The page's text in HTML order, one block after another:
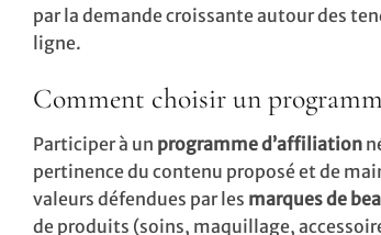
par la demande croissante autour des
ligne.
Comment choisir un
Participer à un programme d’affiliation
pertinence du contenu proposé et de
valeurs défendues par les marques de
de produits (soins, maquillage,